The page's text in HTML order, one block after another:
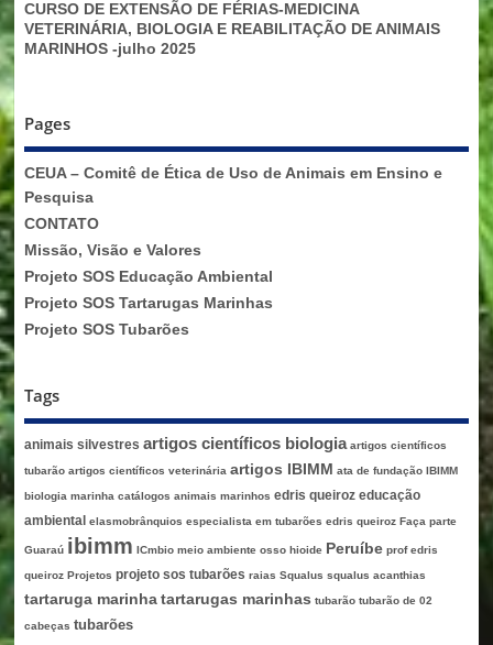
CURSO DE EXTENSÃO DE FÉRIAS-MEDICINA
VETERINÁRIA, BIOLOGIA E REABILITAÇÃO DE ANIMAIS
MARINHOS -julho 2025
Pages
CEUA – Comitê de Ética de Uso de Animais em Ensino e
Pesquisa
CONTATO
Missão, Visão e Valores
Projeto SOS Educação Ambiental
Projeto SOS Tartarugas Marinhas
Projeto SOS Tubarões
Tags
animais silvestres artigos científicos biologia artigos científicos
tubarão artigos científicos veterinária artigos IBIMM ata de fundação IBIMM
biologia marinha catálogos animais marinhos edris queiroz educação
ambiental
elasmobrânquios especialista em tubarões edris queiroz Faça parte
Guaraú ibimm ICmbio meio ambiente osso hioide Peruíbe prof edris
queiroz Projetos projeto sos tubarões raias Squalus squalus acanthias
tartaruga marinha tartarugas marinhas tubarão tubarão de 02
cabeças tubarões